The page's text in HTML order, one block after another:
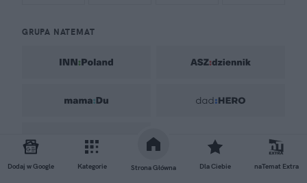
Dodaj w Google Kategorie Strona Główna Dla Ciebie naTemat Extra
GRUPA NATEMAT